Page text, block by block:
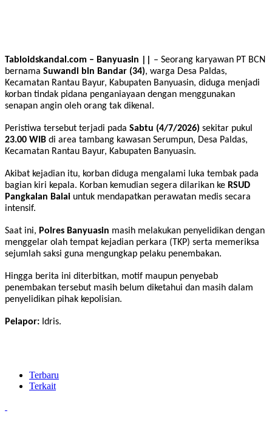
Tabloidskandal.com – Banyuasin ||
– Seorang karyawan PT BCN
bernama Suwandi bin Bandar (34), warga Desa Paldas,
Kecamatan Rantau Bayur, Kabupaten Banyuasin, diduga menjadi
korban tindak pidana penganiayaan dengan menggunakan
senapan angin oleh orang tak dikenal.
Peristiwa tersebut terjadi pada Sabtu (4/7/2026) sekitar pukul
23.00 WIB di area tambang kawasan Serumpun, Desa Paldas,
Kecamatan Rantau Bayur, Kabupaten Banyuasin.
Akibat kejadian itu, korban diduga mengalami luka tembak pada
bagian kiri kepala. Korban kemudian segera dilarikan ke RSUD
Pangkalan Balai untuk mendapatkan perawatan medis secara
intensif.
Saat ini, Polres Banyuasin masih melakukan penyelidikan dengan
menggelar olah tempat kejadian perkara (TKP) serta memeriksa
sejumlah saksi guna mengungkap pelaku penembakan.
Hingga berita ini diterbitkan, motif maupun penyebab
penembakan tersebut masih belum diketahui dan masih dalam
penyelidikan pihak kepolisian.
Pelapor: Idris.
Terbaru
Terkait